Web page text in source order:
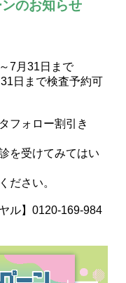
のお知らせ
7月31日まで
日まで検査予約可
フォロー割引き
を受けてみてはい
ださい。
ル】0120-169-984